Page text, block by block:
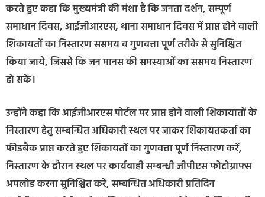
करते हुए कहा कि मुख्यमंत्री की मंशा है कि जनता दर्शन, सम्पूर्ण
समाधान दिवस, आईजीआरएस, थाना समाधान दिवस में प्राप्त होने वाली
शिकायतों का निस्तारण ससमय व गुणवत्ता पूर्ण तरीके से सुनिश्चित
किया जाये, जिससे कि जन मानस की समस्याओं का ससमय निस्तारण
हो सकें।
उन्होंने कहा कि आईजीआरएस पोर्टल पर प्राप्त होने वाली शिकायातों के
निस्तारण हेतु सम्बन्धित अधिकारी स्थल पर जाकर शिकायतकर्ता का
फीडबैक प्राप्त करते हुए शिकायतों का गुणवत्ता पूर्ण निस्तारण करें,
निस्तारण के दौरान स्थल पर कार्यवाही सम्बन्धी जीपीएस फोटोग्राफ्स
अपलोड करना सुनिश्चित करें, सम्बन्धित अधिकारी प्रतिदिन